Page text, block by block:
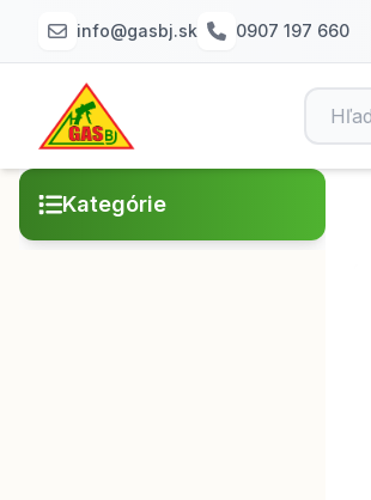
info@gasbj.sk 0907 197 660
Kategórie